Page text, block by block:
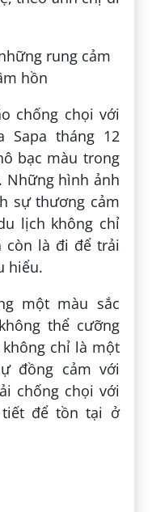
chống chọi với
Sapa tháng 12
bạc màu trong
Những hình ảnh
sự thương cảm
lịch không chỉ
còn là đi để trải
hiểu.
một màu sắc
thể cưỡng
chỉ là một
đồng cảm với
chống chọi với
để tồn tại ở